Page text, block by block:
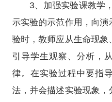
3、加强实验课教学
示实验的示范作用，向
验时，教师应从生命现象
引导学生观察、分析，
律。在实验过程中要指
法，并会描述实验现象，